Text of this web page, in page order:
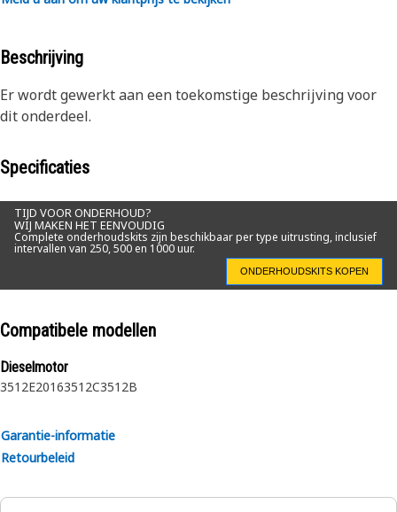
Beschrijving
Er wordt gewerkt aan een toekomstige beschrijving voor
dit onderdeel.
Specificaties
TIJD VOOR ONDERHOUD?
WIJ MAKEN HET EENVOUDIG
Complete onderhoudskits zijn beschikbaar per type uitrusting, inclusief
intervallen van 250, 500 en 1000 uur.
ONDERHOUDSKITS KOPEN
Compatibele modellen
Dieselmotor
3512E20163512C3512B
Garantie-informatie
Retourbeleid